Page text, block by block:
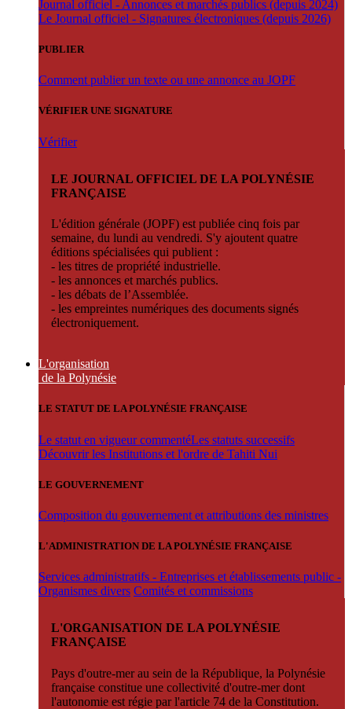
Journal officiel - Annonces et marchés publics (depuis 2024)
Le Journal officiel - Signatures électroniques (depuis 2026)
PUBLIER
Comment publier un texte ou une annonce au JOPF
VÉRIFIER UNE SIGNATURE
Vérifier
LE JOURNAL OFFICIEL DE LA POLYNÉSIE
FRANÇAISE
L'édition générale (JOPF) est publiée cinq fois par
semaine, du lundi au vendredi. S'y ajoutent quatre
éditions spécialisées qui publient :
- les titres de propriété industrielle.
- les annonces et marchés publics.
- les débats de l’Assemblée.
- les empreintes numériques des documents signés
électroniquement.
L'organisation
de la Polynésie
LE STATUT DE LA POLYNÉSIE FRANÇAISE
Le statut en vigueur commentéLes statuts successifs
Découvrir les Institutions et l'ordre de Tahiti Nui
LE GOUVERNEMENT
Composition du gouvernement et attributions des ministres
L'ADMINISTRATION DE LA POLYNÉSIE FRANÇAISE
Services administratifs - Entreprises et établissements public -
Organismes divers Comités et commissions
L'ORGANISATION DE LA POLYNÉSIE
FRANÇAISE
Pays d'outre-mer au sein de la République, la Polynésie
française constitue une collectivité d'outre-mer dont
l'autonomie est régie par l'article 74 de la Constitution.